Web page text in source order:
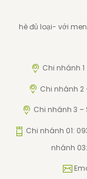
hè đủ loại- với
Chi nhánh 1
Chi nhánh 2
Chi nhánh 3 –
Chi nhánh 01:
nhánh